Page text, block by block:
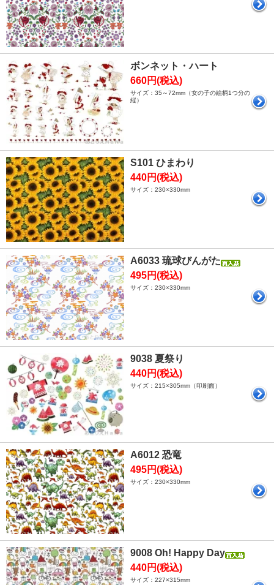
ボンネット・ハート
660円(税込)
サイズ：35～72mm（女の子の絵柄1つ分の
縦）
S101 ひまわり
440円(税込)
サイズ：230×330mm
A6033 琉球びんがた
495円(税込)
サイズ：230×330mm
9038 夏祭り
440円(税込)
サイズ：215×305mm（印刷面）
A6012 恐竜
495円(税込)
サイズ：230×330mm
9008 Oh! Happy Day
440円(税込)
サイズ：227×315mm